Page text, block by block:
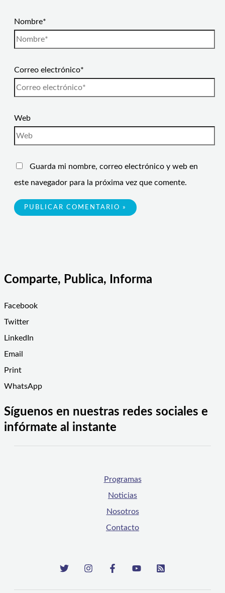
Nombre*
Correo electrónico*
Web
Guarda mi nombre, correo electrónico y web en
este navegador para la próxima vez que comente.
Comparte, Publica, Informa
Facebook
Twitter
LinkedIn
Email
Print
WhatsApp
Síguenos en nuestras redes sociales e
infórmate al instante
Programas
Noticias
Nosotros
Contacto